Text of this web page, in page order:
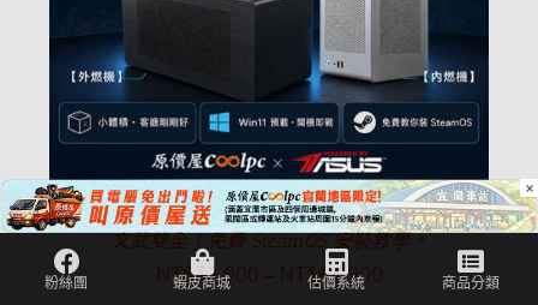
酷！PC【外燃機】【內燃機】ITX小主機：這台
文武雙全！免費 SteamOS 安裝教學。
NT$32,900 NT$64,900
×